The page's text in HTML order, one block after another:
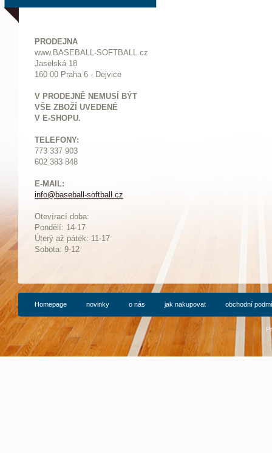
PRODEJNA
www.BASEBALL-SOFTBALL.cz
Jaselská 18
160 00 Praha 6 - Dejvice
V PRODEJNĚ NEMUSÍ BÝT
VŠE ZBOŽÍ UVEDENÉ
V E-SHOPU.
TELEFONY:
773 337 903
602 383 848
E-MAIL:
info@baseball-softball.cz
Otevírací doba:
Pondělí: 14-17
Úterý až pátek: 11-17
Sobota: 9-12
Homepage novinky o nás jak nakupovat obchodní